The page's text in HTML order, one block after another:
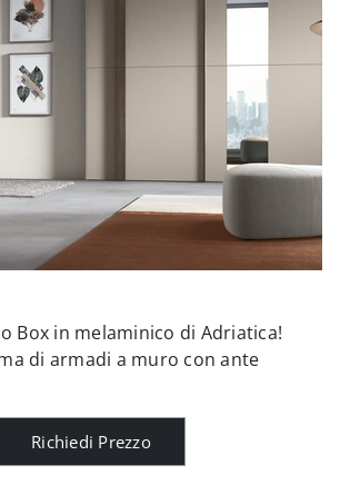
Box in melaminico di Adriatica!
di armadi a muro con ante
Richiedi Prezzo